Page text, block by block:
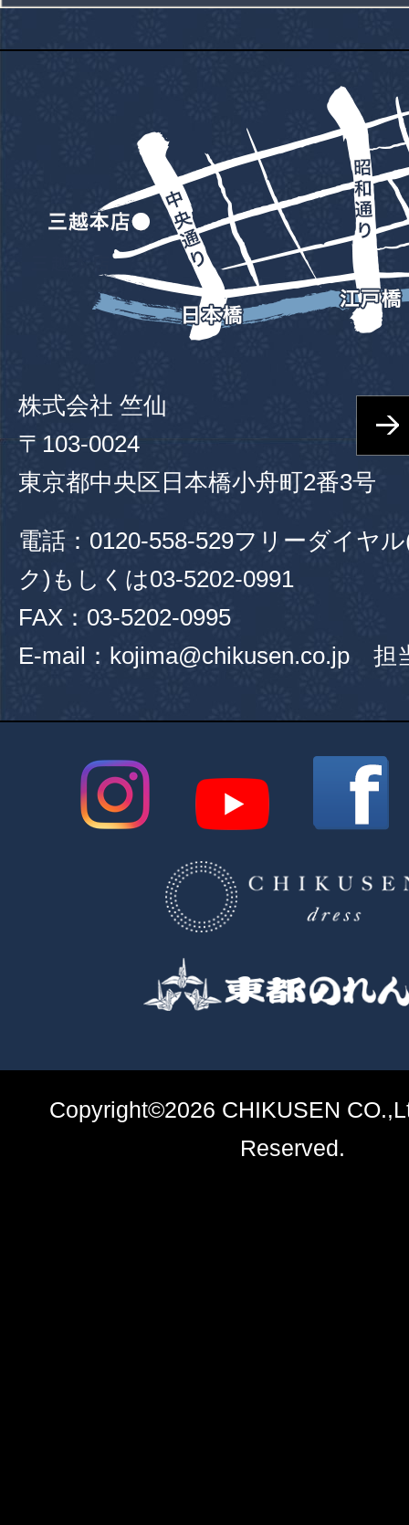
株式会社 竺仙
〒103-0024
東京都中央区日本橋小舟町2番3号
電話： 0120-558-529フリーダイヤ
ク)もしくは03-5202-0991
FAX：03-5202-0995
E-mail：kojima@chikusen.co.jp 担
Copyright©2026 CHIKUSEN
Reserved.